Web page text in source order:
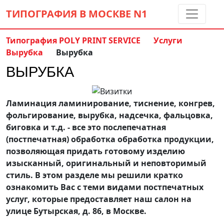
ТИПОГРАФИЯ В МОСКВЕ N1
Контакты: (5 метров от м. Дмитровская)
Обратный звонок
Типография POLY PRINT SERVICE
Услуги
Вырубка
Вырубка
ВЫРУБКА
Ламинация ламинирование, тиснение, конгрев,
фольгирование, вырубка, надсечка, фальцовка,
биговка и т.д. - все это послепечатная
(постпечатная) обработка обработка продукции,
позволяющая придать готовому изделию
изысканный, оригинальный и неповторимый
стиль. В этом разделе мы решили кратко
ознакомить Вас с теми видами постпечатных
услуг, которые предоставляет наш салон на
улице Бутырская, д. 86, в Москве.